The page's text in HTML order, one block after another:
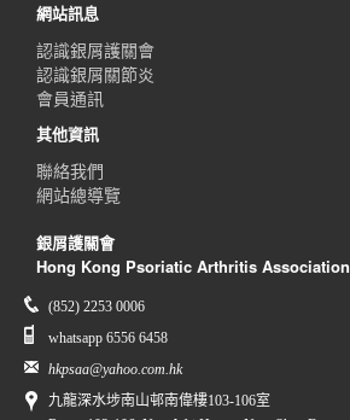
網站訊息
認識銀屑護關會
認識銀屑關節炎
會員通訊
其他資訊
聯絡我們
網站總導覽
銀屑護關會
Hong Kong Psoriatic Arthritis Association
(852) 2253 0006
whatsapp 6556 6458
hkpsaa@yahoo.com.hk
九龍深水埗南山邨南偉樓103-106室